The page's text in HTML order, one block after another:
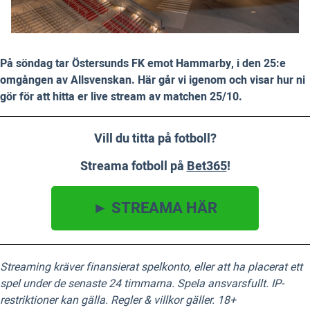
På söndag tar Östersunds FK emot Hammarby, i den 25:e
omgången av Allsvenskan. Här går vi igenom och visar hur ni
gör för att hitta er live stream av matchen 25/10.
Vill du titta på fotboll?
Streama fotboll påBet365!
► STREAMA HÄR
Streaming kräver finansierat spelkonto, eller att ha placerat ett
spel under de senaste 24 timmarna. Spela ansvarsfullt. IP-
restriktioner kan gälla. Regler & villkor gäller. 18+